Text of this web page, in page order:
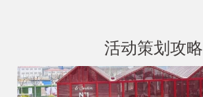
活动策划攻略